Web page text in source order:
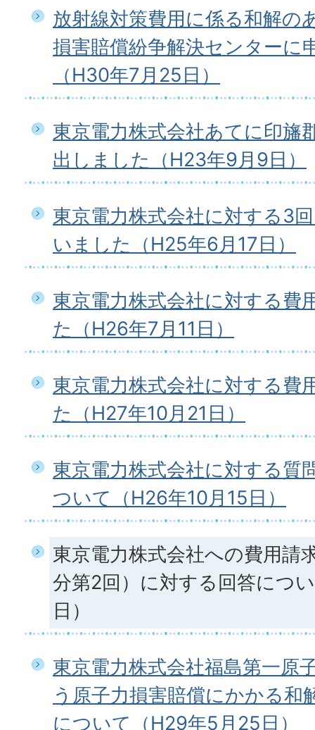
放射線対策費用に係る和解の
損害賠償紛争解決センターに
（H30年7月25日）
東京電力株式会社あてに印旛
出しました（H23年9月9日）
東京電力株式会社に対する3
いました（H25年6月17日）
東京電力株式会社に対する費
た（H26年7月11日）
東京電力株式会社に対する費
た（H27年10月21日）
東京電力株式会社に対する質
ついて（H26年10月15日）
東京電力株式会社への費用請
分第2回）に対する回答につ
日）
東京電力株式会社福島第一原
う原子力損害賠償にかかる和
について（H29年5月25日）